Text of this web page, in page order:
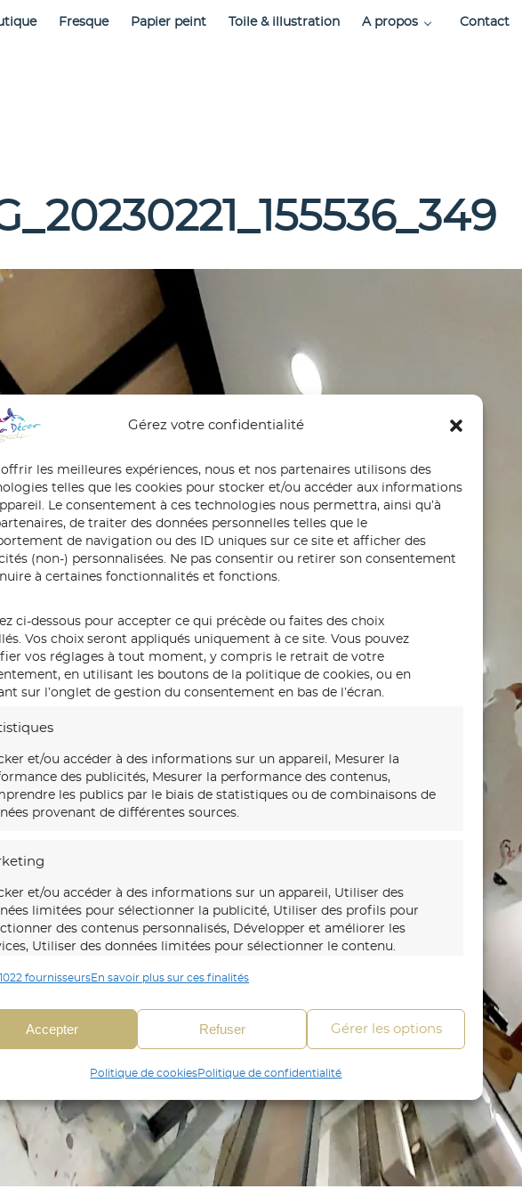
Gérez votre confidentialité
les meilleures expériences, nous et nos partenaires utilisons des
telles que les cookies pour stocker et/ou accéder aux informations
Le consentement à ces technologies nous permettra, ainsi qu’à
de traiter des données personnelles telles que le
de navigation ou des ID uniques sur ce site et afficher des
(non-) personnalisées. Ne pas consentir ou retirer son consentement
à certaines fonctionnalités et fonctions.
ci-dessous pour accepter ce qui précède ou faites des choix
Vos choix seront appliqués uniquement à ce site. Vous pouvez
vos réglages à tout moment, y compris le retrait de votre
en utilisant les boutons de la politique de cookies, ou en
sur l’onglet de gestion du consentement en bas de l’écran.
et/ou accéder à des informations sur un appareil, Mesurer la
des publicités, Mesurer la performance des contenus,
les publics par le biais de statistiques ou de combinaisons de
provenant de différentes sources.
et/ou accéder à des informations sur un appareil, Utiliser des
limitées pour sélectionner la publicité, Utiliser des profils pour
des contenus personnalisés, Développer et améliorer les
Utiliser des données limitées pour sélectionner le contenu.
en correspondance et combiner des données à partir
sources de données, Relier différents appareils,
automatiquement.
les appareils à partir des informations demandées
fournisseursEn savoir plus sur ces finalités
Accepter Refuser Gérer les options
Politique de cookiesPolitique de confidentialité
Fresque Papier peint Toile & illustration A propos Contact